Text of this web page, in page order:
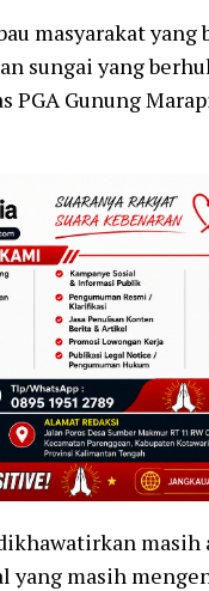
masyarakat yang
sungai yang
PGA Gunung
masih
masih